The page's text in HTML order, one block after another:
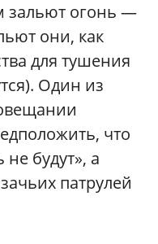
зальют огонь —
они, как
для тушения
Один из
что
не будут», а
патрулей